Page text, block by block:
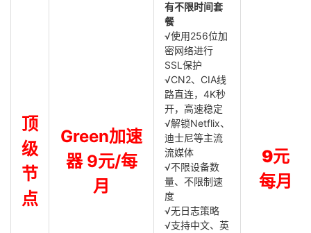
顶
级
节
点
Green加速
器 9元/每
月
有不限时间套
餐
√使用256位加
密网络进行
SSL保护
√CN2、CIA线
路直连，4K秒
开，高速稳定
√解锁Netflix、
迪士尼等主流
流媒体
√不限设备数
量、不限制速
度
√无日志策略
√支持中文、英
9元
每月